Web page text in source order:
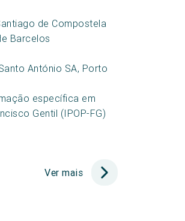
de Compostela
Barcelos
António SA, Porto
específica em
Gentil (IPOP-FG)
Ver mais